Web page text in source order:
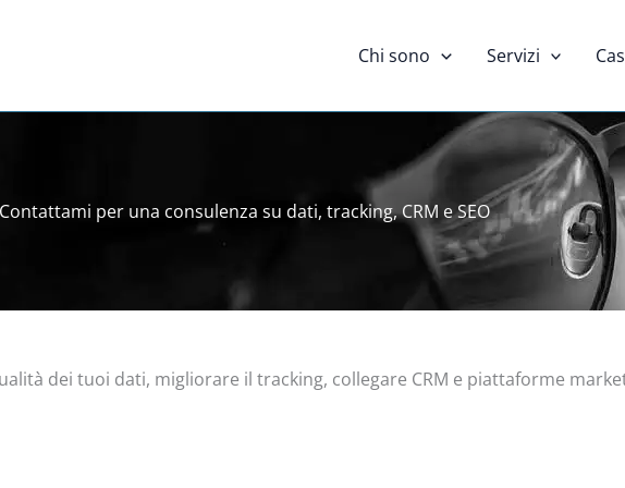
Chi sono Servizi
Contattami per una consulenza su dati, tracking, CRM e SEO
dei tuoi dati, migliorare il tracking, collegare CRM e piattaforme